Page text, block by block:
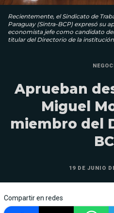
Recientemente, el Sindicato de
Paraguay (Sintra-BCP) expresó su
economista jefe como candidato
titular del Directorio de la
Aprueban
Miguel
miembro del
19 DE JUNIO
Compartir en redes